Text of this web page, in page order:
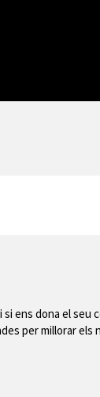
ens dona el
per millorar